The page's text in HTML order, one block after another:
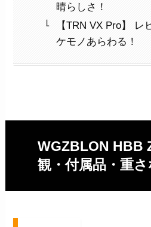
晴らしさ！
【TRN VX Pro】
ケモノあらわる！
WGZBLON HBB
観・付属品・重